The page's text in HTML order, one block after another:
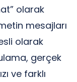
olarak
mesajları
olarak
gerçek
ve farklı